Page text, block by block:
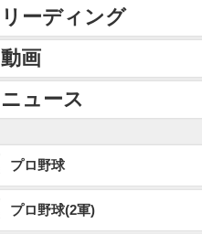
リーディング
動画
ニュース
プロ野球
プロ野球(2軍)